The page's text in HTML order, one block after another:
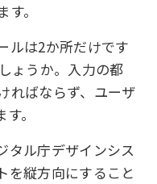
。
ルは2か所だけです
ょうか。入力の都
ればならず、ユーザ
。
タル庁デザインシス
を縦方向にすること